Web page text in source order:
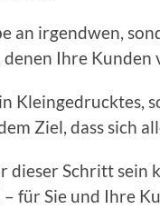
irgendwen,
Ihre Kunden
Ziel, dass sich
dieser Schritt sein
für Sie und Ihre